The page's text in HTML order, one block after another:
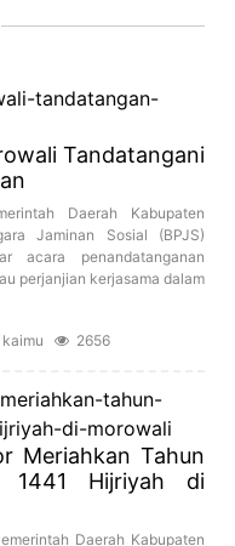
Tandatangani
Daerah Kabupaten
Jaminan Sosial (BPJS)
acara penandatanganan
perjanjian kerjasama dalam
kaimu 2656
Meriahkan Tahun
1441 Hijriyah di
Daerah Kabupaten